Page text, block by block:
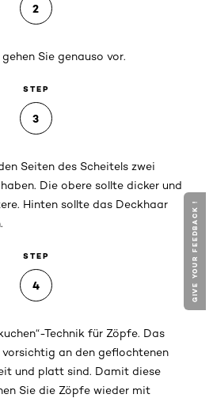
2
Sie genauso vor.
STEP
3
Seiten des Scheitels zwei
Die obere sollte dicker und
Hinten sollte das Deckhaar
STEP
4
Technik für Zöpfe. Das
an den geflochtenen
und platt sind. Damit diese
Sie die Zöpfe wieder mit
GIVE YOUR FEEDBACK !